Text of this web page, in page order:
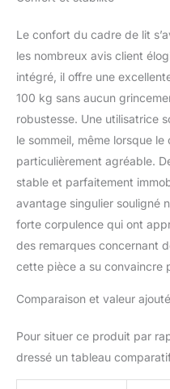
Le confort du cadre de lit
les nombreux avis client
intégré, il offre une
100 kg sans aucun
robustesse. Une utilisatrice
le sommeil, même lorsque
particulièrement agréable.
stable et parfaitement
avantage singulier souligné
forte corpulence qui ont
des remarques concernant
cette pièce a su convaincre
Comparaison et valeur
Pour situer ce produit par
dressé un tableau